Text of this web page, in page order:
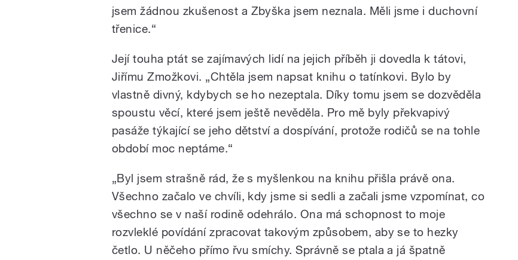
jsem žádnou zkušenost a Zbyška jsem neznala. Měli jsme i duchovní
třenice.“
Její touha ptát se zajímavých lidí na jejich příběh ji dovedla k tátovi,
Jiřímu Zmožkovi. „Chtěla jsem napsat knihu o tatínkovi. Bylo by
vlastně divný, kdybych se ho nezeptala. Díky tomu jsem se dozvěděla
spoustu věcí, které jsem ještě nevěděla. Pro mě byly překvapivý
pasáže týkající se jeho dětství a dospívání, protože rodičů se na tohle
období moc neptáme.“
„Byl jsem strašně rád, že s myšlenkou na knihu přišla právě ona.
Všechno začalo ve chvíli, kdy jsme si sedli a začali jsme vzpomínat, co
všechno se v naší rodině odehrálo. Ona má schopnost to moje
rozvleklé povídání zpracovat takovým způsobem, aby se to hezky
četlo. U něčeho přímo řvu smíchy. Správně se ptala a já špatně